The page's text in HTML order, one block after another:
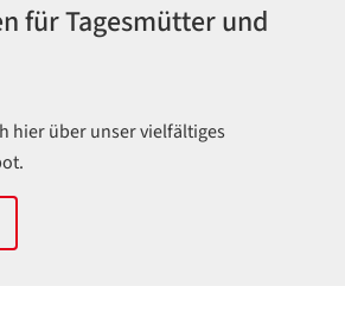
für Tagesmütter und
hier über unser vielfältiges